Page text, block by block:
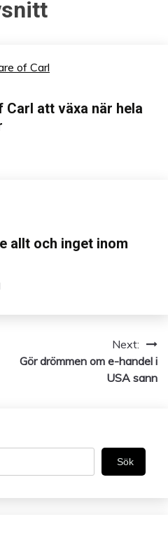
att växa när hela
allt och inget inom
Next:
Gör drömmen om e-handel i
USA sann
Sök